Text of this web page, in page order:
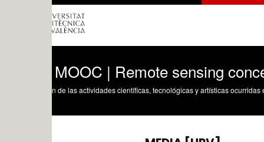
| Remote sensing concept (tts:
de las actividades científicas, tecnológicas y artísticas ocurridas en los tres